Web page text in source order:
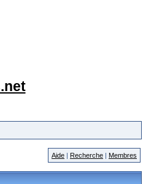
Aide | Recherche | Membres